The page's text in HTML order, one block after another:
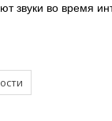
звуки во время